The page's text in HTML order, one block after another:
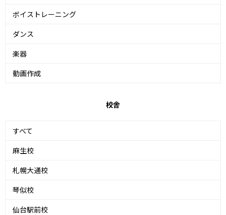
ボイストレーニング
ダンス
楽器
動画作成
校舎
すべて
麻生校
札幌大通校
琴似校
仙台駅前校